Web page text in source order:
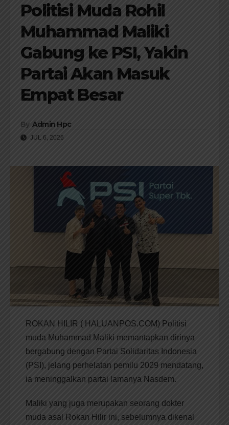
Politisi Muda Rohil
Muhammad Maliki
Gabung ke PSI, Yakin
Partai Akan Masuk
Empat Besar
By Admin Hpc
JUL 6, 2026
ROKAN HILIR ( HALUANPOS.COM) Politisi
muda Muhammad Maliki memantapkan dirinya
bergabung dengan Partai Solidaritas Indonesia
(PSI), jelang perhelatan pemilu 2029 mendatang,
ia meninggalkan partai lamanya Nasdem.
Maliki yang juga merupakan seorang dokter
muda asal Rokan Hilir ini, sebelumnya dikenal